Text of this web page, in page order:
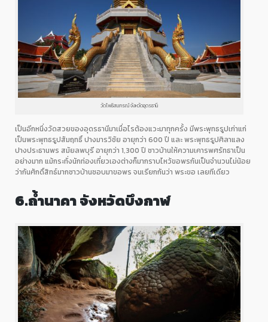
วัดโพธิสมภรณ์ จังหวัดอุดรธานี
เป็นอีกหนึ่งวัดสวยของอุดรธานีมาเมื่อไรต้องแวะมาทุกครั้ง มีพระพุทธรูปเก่าแก่
เป็นพระพุทธรูปสัมฤทธิ์ ปางมารวิชัย อายุกว่า 600ปี และ พระพุทธรูปศิลาแลง
ปางประธานพร สมัยลพบุรี อายุกว่า 1,300ปี ชาวบ้านให้ความเคารพศรัทธาเป็น
อย่างมาก แม้กระทั่งนักท่องเที่ยวเองต่างก็มากราบไหว้ขอพรกันเป็นจำนวนไม่น้อย
ว่ากันศักดิ์สิทธ์มากชาวบ้านชอบมาขอพร จนเรียกกันว่า พระขอ เลยทีเดียว
6.ถ้ำนาคาจังหวัดบึงกาฬ